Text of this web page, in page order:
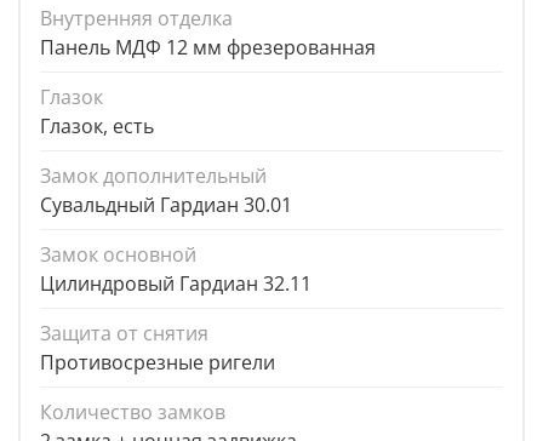
Внутренняя отделка
Панель МДФ 12 мм фрезерованная
Глазок
Глазок, есть
Замок дополнительный
Сувальдный Гардиан 30.01
Замок основной
Цилиндровый Гардиан 32.11
Защита от снятия
Противосрезные ригели
Количество замков